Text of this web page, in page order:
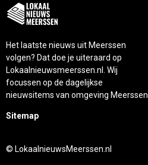
Het laatste nieuws uit Meerssen
volgen? Dat doe je uiteraard op
Lokaalnieuwsmeerssen.nl. Wij
focussen op de dagelijkse
nieuwsitems van omgeving Meerssen.
Sitemap
© LokaalnieuwsMeerssen.nl